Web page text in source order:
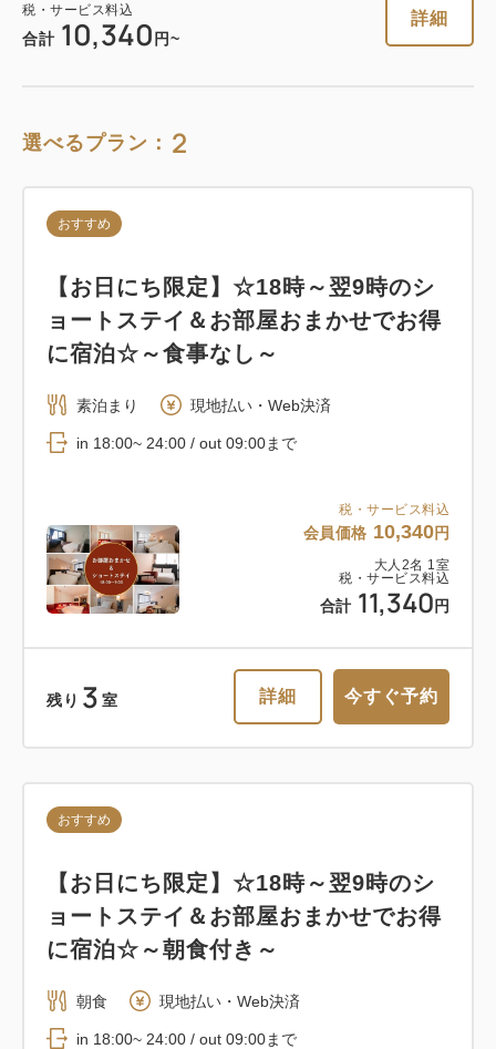
税・サービス料込
合計 10,340 円~
詳細
選べるプラン： 2
税・サービス料込
会員価格 10,340円
大人 2名 1 室
税・サービス料込
合計 11,340 円
おすすめ
【お日にち限定】☆18時～翌9時のシ
ョートステイ＆お部屋おまかせでお得
に宿泊☆～食事なし～
素泊まり 現地払い・Web決済
in 18:00~ 24:00 / out 09:00まで
残り 3 室 詳細 今すぐ予約
おすすめ
【お日にち限定】☆18時～翌9時のシ
ョートステイ＆お部屋おまかせでお得
に宿泊☆～朝食付き～
朝食 現地払い・Web決済
in 18:00~ 24:00 / out 09:00まで